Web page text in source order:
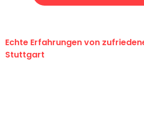
Echte Erfahrungen von
Stuttgart